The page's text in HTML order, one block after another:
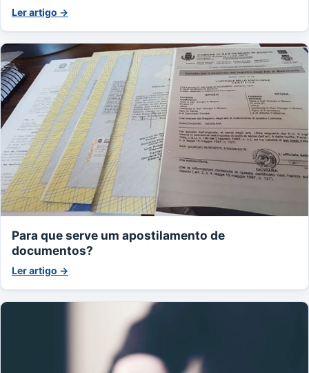
Ler artigo →
Para que serve um apostilamento de
documentos?
Ler artigo →